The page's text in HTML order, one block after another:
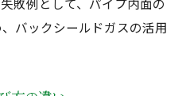
を自分でマスターする秘
バックシールドガスの活用